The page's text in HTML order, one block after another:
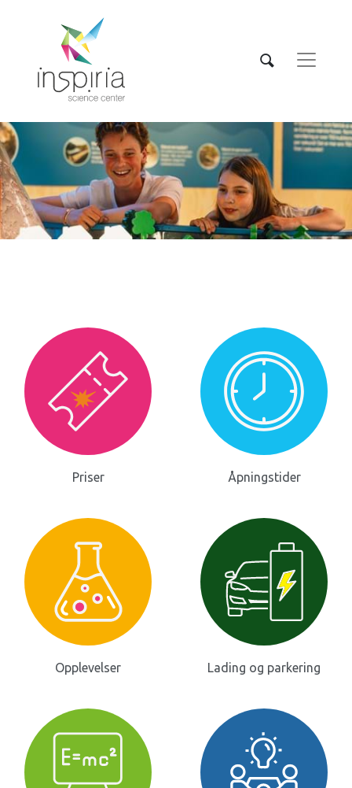
Priser Åpningstider
Opplevelser Lading og parkering